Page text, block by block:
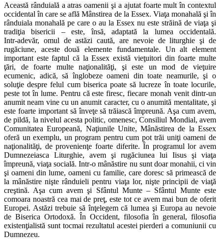
Această rânduială a atras oamenii şi a ajutat foarte mult în contextul
occidental în care se află Mânstirea de la Essex. Viaţa monahală şi în
rânduiala monahală pe care o au la Essex nu este străină de viaţa şi
tradiţia bisericii – este, însă, adaptată la lumea occidentală.
Intr‑adevăr, omul de astăzi caută, are nevoie de liturghie şi de
rugăciune, aceste două elemente fundamentale. Un alt element
important este faptul că la Essex există vieţuitori din foarte multe
ţări, de foarte multe naţionalităţi, şi este un mod de vieţuire
ecumenic, adică, să înglobeze oameni din toate neamurile, şi o
soluţie despre felul cum biserica poate să lucreze în toate locurile,
peste tot în lume. Pentru că este firesc, fiecare monah venit dintr‑un
anumit neam vine cu un anumit caracter, cu o anumită mentalitate, şi
este foarte important să înveţe să trăiască împreună. Aşa cum avem,
de pildă, la nivelul acesta politic, omenesc, Consiliul Mondial, avem
Comunitatea Europeană, Naţiunile Unite, Mânăstirea de la Essex
oferă un exemplu, un program pentru cum pot trăi uniţi oameni de
naţionalităţi, de provenienţe foarte diferite. În programul lor avem
Dumnezeiasca Liturghie, avem şi rugăciunea lui Iisus şi viaţa
împreună, viaţa socială. Intr‑o mânăstire nu sunt doar monahii, ci vin
şi oameni din lume, oameni cu familie, care doresc să primească de
la mânăstire nişte rânduieli pentru viaţa lor, nişte principii de viaţă
creştină. Aşa cum avem şi Sfântul Munte – Sfântul Munte este
comoara noastră cea mai de preţ, este tot ce avem mai bun de oferit
Europei. Astăzi trebuie să înţelegem că lumea şi Europa au nevoie
de Biserica Ortodoxă. În Occident, filosofia în general, filosofia
existenţialistă sunt tocmai rezultatul acestei pierderi a comuniunii cu
Dumnezeu.